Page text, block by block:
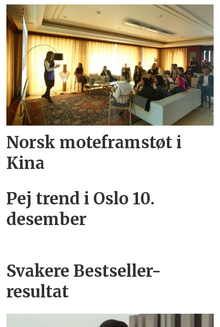
Norsk moteframstøt i
Kina
Pej trend i Oslo 10.
desember
Svakere Bestseller-
resultat